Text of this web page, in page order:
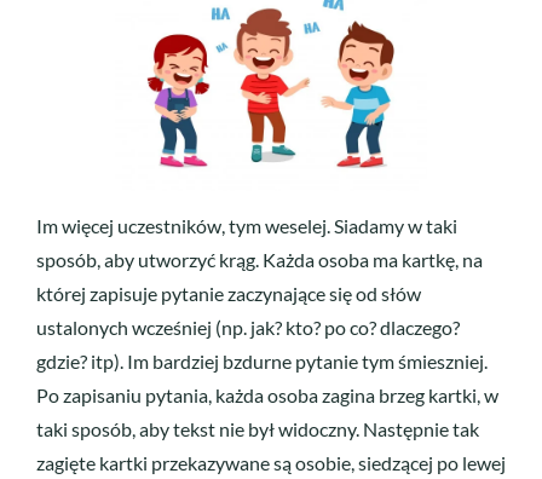
Im więcej uczestników, tym weselej. Siadamy w taki
sposób, aby utworzyć krąg. Każda osoba ma kartkę, na
której zapisuje pytanie zaczynające się od słów
ustalonych wcześniej (np. jak? kto? po co? dlaczego?
gdzie? itp). Im bardziej bzdurne pytanie tym śmieszniej.
Po zapisaniu pytania, każda osoba zagina brzeg kartki, w
taki sposób, aby tekst nie był widoczny. Następnie tak
zagięte kartki przekazywane są osobie, siedzącej po lewej